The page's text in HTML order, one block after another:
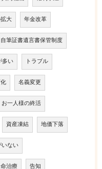
大 年金改革
自筆証書遺言書保管制度
多い トラブル
名義変更
お一人様の終活
資産凍結 地価下落
ない
治療 告知